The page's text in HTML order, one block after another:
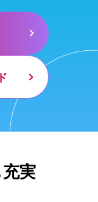
実